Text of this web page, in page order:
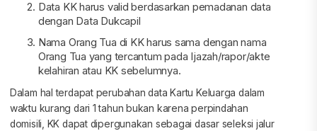
Data KK harus valid berdasarkan pemadanan data
dengan Data Dukcapil
Nama Orang Tua di KK harus sama dengan nama
Orang Tua yang tercantum pada Ijazah/rapor/akte
kelahiran atau KK sebelumnya.
Dalam hal terdapat perubahan data Kartu Keluarga dalam
waktu kurang dari 1 tahun bukan karena perpindahan
domisili, KK dapat dipergunakan sebagai dasar seleksi jalur